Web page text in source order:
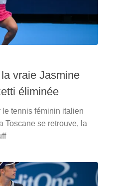
vraie Jasmine
éliminée
tennis féminin italien
Toscane se retrouve, la